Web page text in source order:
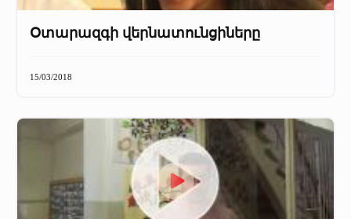
Օտարազգի վերնատունցիները
15/03/2018